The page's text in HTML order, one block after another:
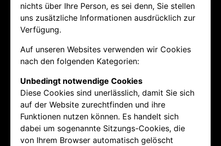
nichts über Ihre Person, es sei denn, Sie stellen
uns zusätzliche Informationen ausdrücklich zur
Verfügung.
Auf unseren Websites verwenden wir Cookies
nach den folgenden Kategorien:
Unbedingt notwendige Cookies
Diese Cookies sind unerlässlich, damit Sie sich
auf der Website zurechtfinden und ihre
Funktionen nutzen können. Es handelt sich
dabei um sogenannte Sitzungs-Cookies, die
von Ihrem Browser automatisch gelöscht